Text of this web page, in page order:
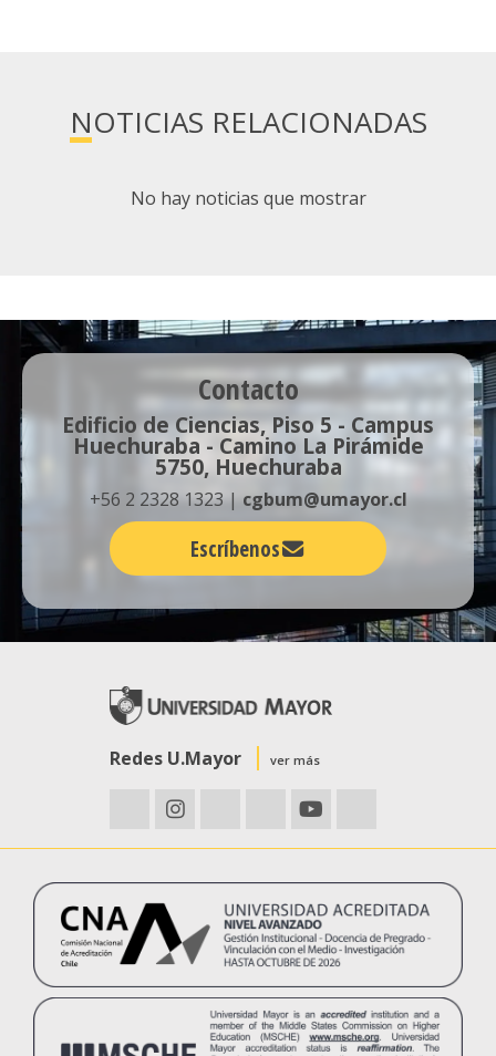
NOTICIAS RELACIONADAS
No hay noticias que mostrar
Contacto
Edificio de Ciencias, Piso 5 - Campus
Huechuraba - Camino La Pirámide
5750, Huechuraba
+56 2 2328 1323 |cgbum@umayor.cl
Escríbenos
Redes U.Mayor ver más